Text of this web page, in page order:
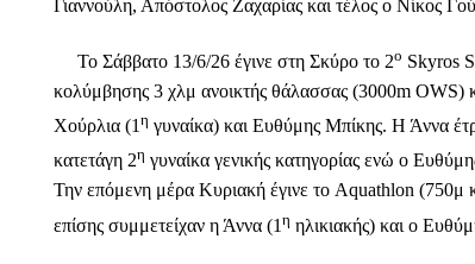
Γιαννούλη, Απόστολος Ζαχαρίας και τέλος ο Νίκος
Το Σάββατο 13/6/26 έγινε στη Σκύρο το 2ο Skyros
κολύμβησης 3 χλμ ανοικτής θάλασσας (3000m
Χούρλια (1 η γυναίκα) και Ευθύμης Μπίκης. Η Άννα
κατετάγη 2η γυναίκα γενικής κατηγορίας ενώ ο
Την επόμενη μέρα Κυριακή έγινε το Aquathlon (750μ
επίσης συμμετείχαν η Άννα (1 η ηλικιακής) και ο